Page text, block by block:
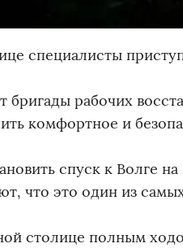
специалисты
рабочих
комфортное и
спуск к Волге
что это один из
столице полным